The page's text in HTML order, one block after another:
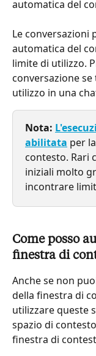
automatica del
Le conversazioni
automatica del
limite di utilizzo.
conversazione
utilizzo in una
Nota:
abilitata per
contesto. Rari
iniziali molto
incontrare
Come posso
finestra di
Anche se non
della finestra di
utilizzare queste
spazio di
finestra di